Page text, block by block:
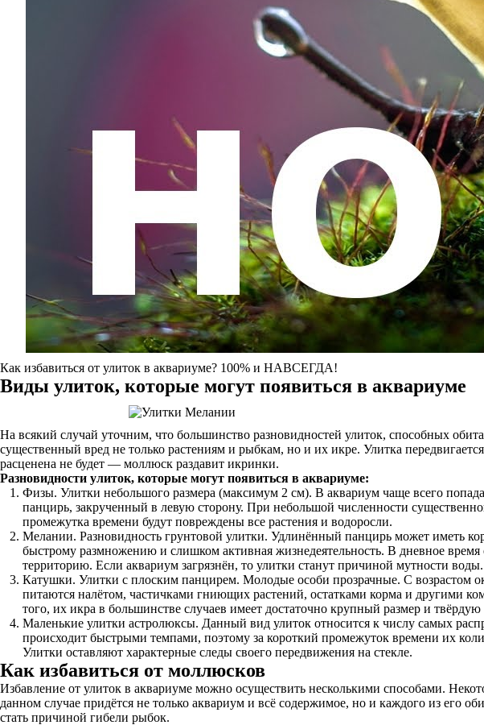
Как избавиться от улиток в аквариуме? 100% и НАВСЕГДА!
Виды улиток, которые могут появиться в аквариуме
На всякий случай уточним, что большинство разновидностей улиток, способных
существенный вред не только растениям и рыбкам, но и их икре. Улитка
расценена не будет — моллюск раздавит икринки.
Разновидности улиток, которые могут появиться в аквариуме:
Физы. Улитки небольшого размера (максимум 2 см). В аквариум чаще всего
панцирь, закрученный в левую сторону. При небольшой численности
промежутка времени будут повреждены все растения и водоросли.
Мелании. Разновидность грунтовой улитки. Удлинённый панцирь может иметь
быстрому размножению и слишком активная жизнедеятельность. В дневное
территорию. Если аквариум загрязнён, то улитки станут причиной мутности воды.
Катушки. Улитки с плоским панцирем. Молодые особи прозрачные. С возрастом
питаются налётом, частичками гниющих растений, остатками корма и другими
того, их икра в большинстве случаев имеет достаточно крупный размер и твёрдую
Маленькие улитки астролюксы. Данный вид улиток относится к числу самых
происходит быстрыми темпами, поэтому за короткий промежуток времени их
Улитки оставляют характерные следы своего передвижения на стекле.
Как избавиться от моллюсков
Избавление от улиток в аквариуме можно осуществить несколькими способами.
данном случае придётся не только аквариум и всё содержимое, но и каждого из его
стать причиной гибели рыбок.